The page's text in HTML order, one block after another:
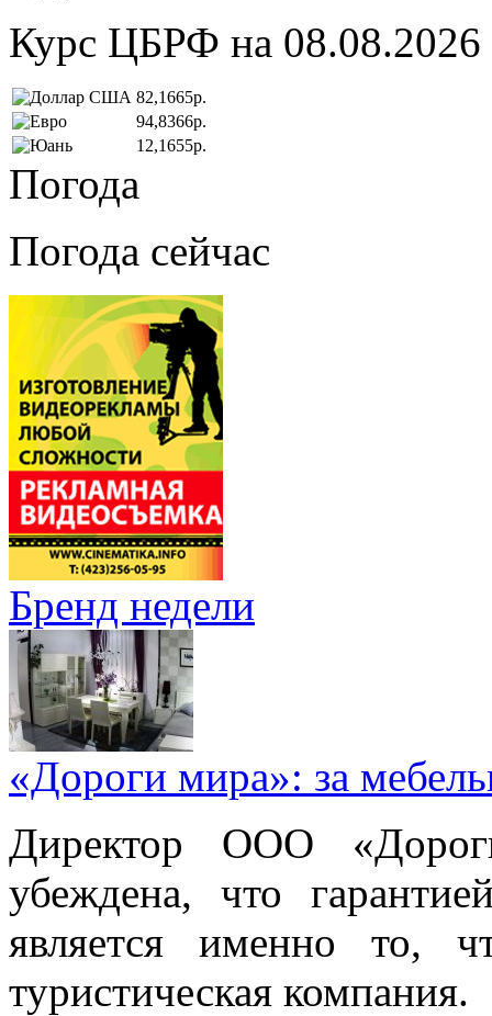
Курс ЦБРФ на 08.08.2026
82,1665р.
94,8366р.
12,1655р.
Погода
Погода сейчас
Бренд недели
«Дороги мира»: за
Директор ООО
убеждена, что
является именно то,
туристическая компания.